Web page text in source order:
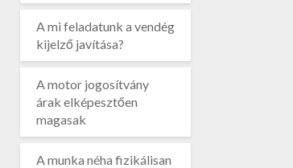
A mi feladatunk a vendég
kijelző javítása?
A motor jogosítvány
árak elképesztően
magasak
A munka néha fizikálisan